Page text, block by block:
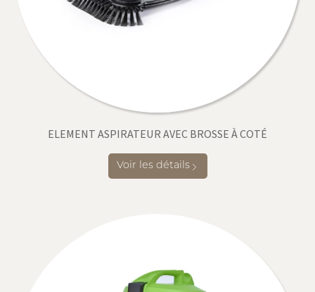
ELEMENT ASPIRATEUR AVEC BROSSE À COTÉ
Voir les détails